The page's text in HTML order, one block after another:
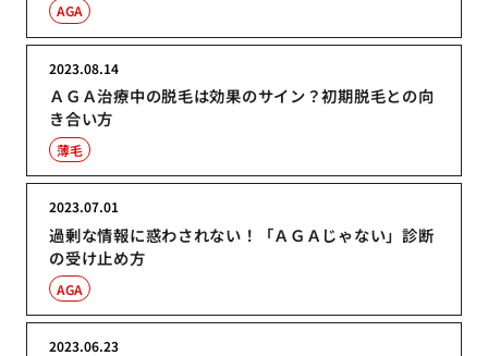
AGA
ＡＧＡ治療中の脱毛は効果のサイン？初期脱毛との向
き合い方
2023.08.14
薄毛
過剰な情報に惑わされない！「ＡＧＡじゃない」診断
の受け止め方
2023.07.01
AGA
2023.06.23